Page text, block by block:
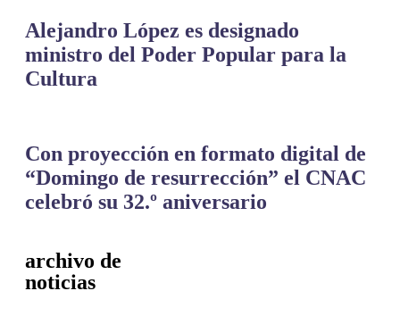
Alejandro López es designado
ministro del Poder Popular para la
Cultura
Con proyección en formato digital de
“Domingo de resurrección” el CNAC
celebró su 32.º aniversario
archivo de
noticias